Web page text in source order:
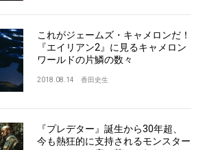
これがジェームズ・キャメロンだ！
『エイリアン2』に見るキャメロン
ワールドの片鱗の数々
2018.08.14 香田史生
『プレデター』誕生から30年超、
今も熱狂的に支持されるモンスター